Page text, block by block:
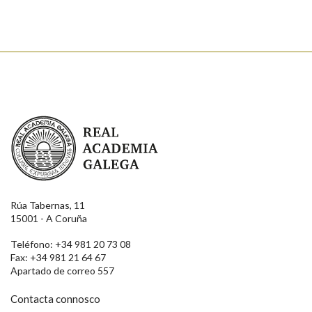
Real Academia Galega
Rúa Tabernas, 11
15001 - A Coruña
Teléfono: +34 981 20 73 08
Fax: +34 981 21 64 67
Apartado de correo 557
Contacta connosco